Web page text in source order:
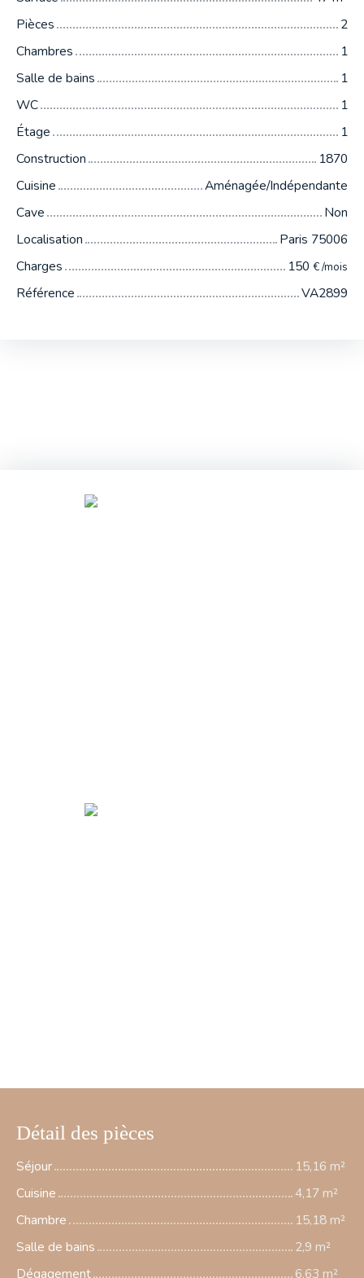
Pièces
2
Chambres
1
Salle de bains
1
WC
1
Étage
1
Construction
1870
Cuisine
Aménagée/Indépendante
Cave
Non
Localisation
Paris 75006
Charges
150 € /mois
Référence VA2899
Détail des pièces
Séjour
15,16 m²
Cuisine
4,17 m²
Chambre
15,18 m²
Salle de bains
2,9 m²
Dégagement
6,63 m²